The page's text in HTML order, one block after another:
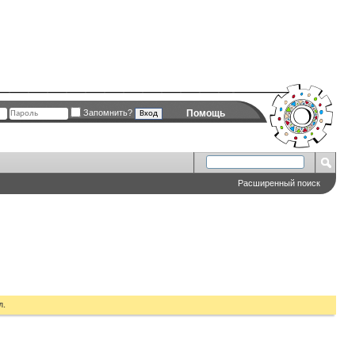
Помощь
Запомнить?
Расширенный поиск